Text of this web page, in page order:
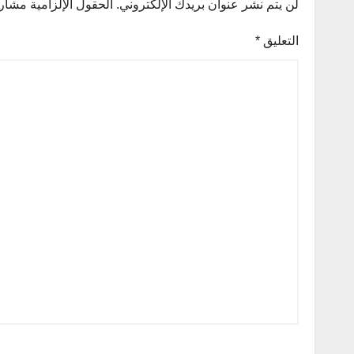
لن يتم نشر عنوان بريدك الإلكتروني. الحقول الإلزامية مشار
التعليق *